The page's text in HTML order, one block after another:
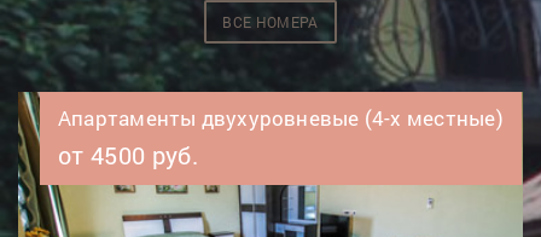
ВСЕ НОМЕРА
Номера первой категории (2-х местный)
от 2500 руб.